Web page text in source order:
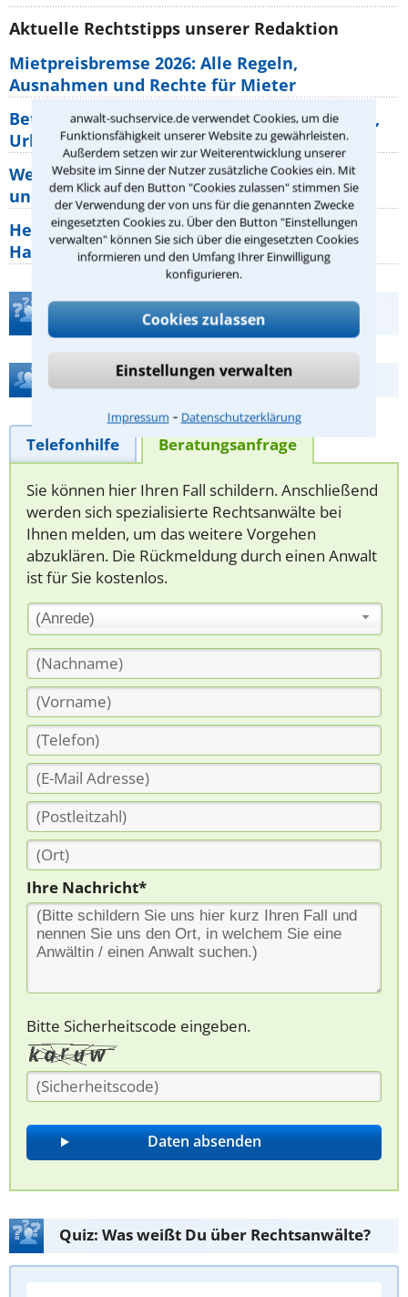
anwalt-suchservice.de verwendet Cookies, um die
Funktionsfähigkeit unserer Website zu gewährleisten.
Außerdem setzen wir zur Weiterentwicklung unserer
Website im Sinne der Nutzer zusätzliche Cookies ein. Mit
dem Klick auf den Button "Cookies zulassen" stimmen Sie
der Verwendung der von uns für die genannten Zwecke
eingesetzten Cookies zu. Über den Button "Einstellungen
verwalten" können Sie sich über die eingesetzten Cookies
informieren und den Umfang Ihrer Einwilligung
konfigurieren.
Cookies zulassen
Einstellungen verwalten
Impressum ⁃ Datenschutzerklärung
Aktuelle Rechtstipps unserer Redaktion
Mietpreisbremse 2026: Alle Regeln,
Ausnahmen und Rechte für Mieter
Betriebsausflug: 11 Antworten zu Teilnahme,
Urlaub, Arbeitszeit
Welche Rechte hat der Käufer eines Pferdes
und wie macht man sie
Heizungsaustausch abgesagt: Was müssen
Hauseigentümer jetzt zum Thema
Teste Dein Rechtswissen
Hilfe bei Ihrer Anwaltsuche?
Telefonhilfe Beratungsanfrage
Sie können hier Ihren Fall schildern. Anschließend
werden sich spezialisierte Rechtsanwälte bei
Ihnen melden, um das weitere Vorgehen
abzuklären. Die Rückmeldung durch einen Anwalt
ist für Sie kostenlos.
(Anrede)
Ihre Nachricht*
Bitte Sicherheitscode eingeben.
Quiz: Was weißt Du über Rechtsanwälte?